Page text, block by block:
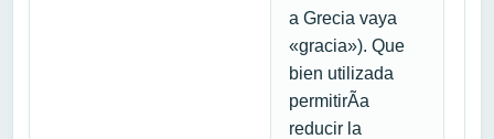
a Grecia vaya
«gracia»). Que
bien utilizada
permitirÃ­a
reducir la